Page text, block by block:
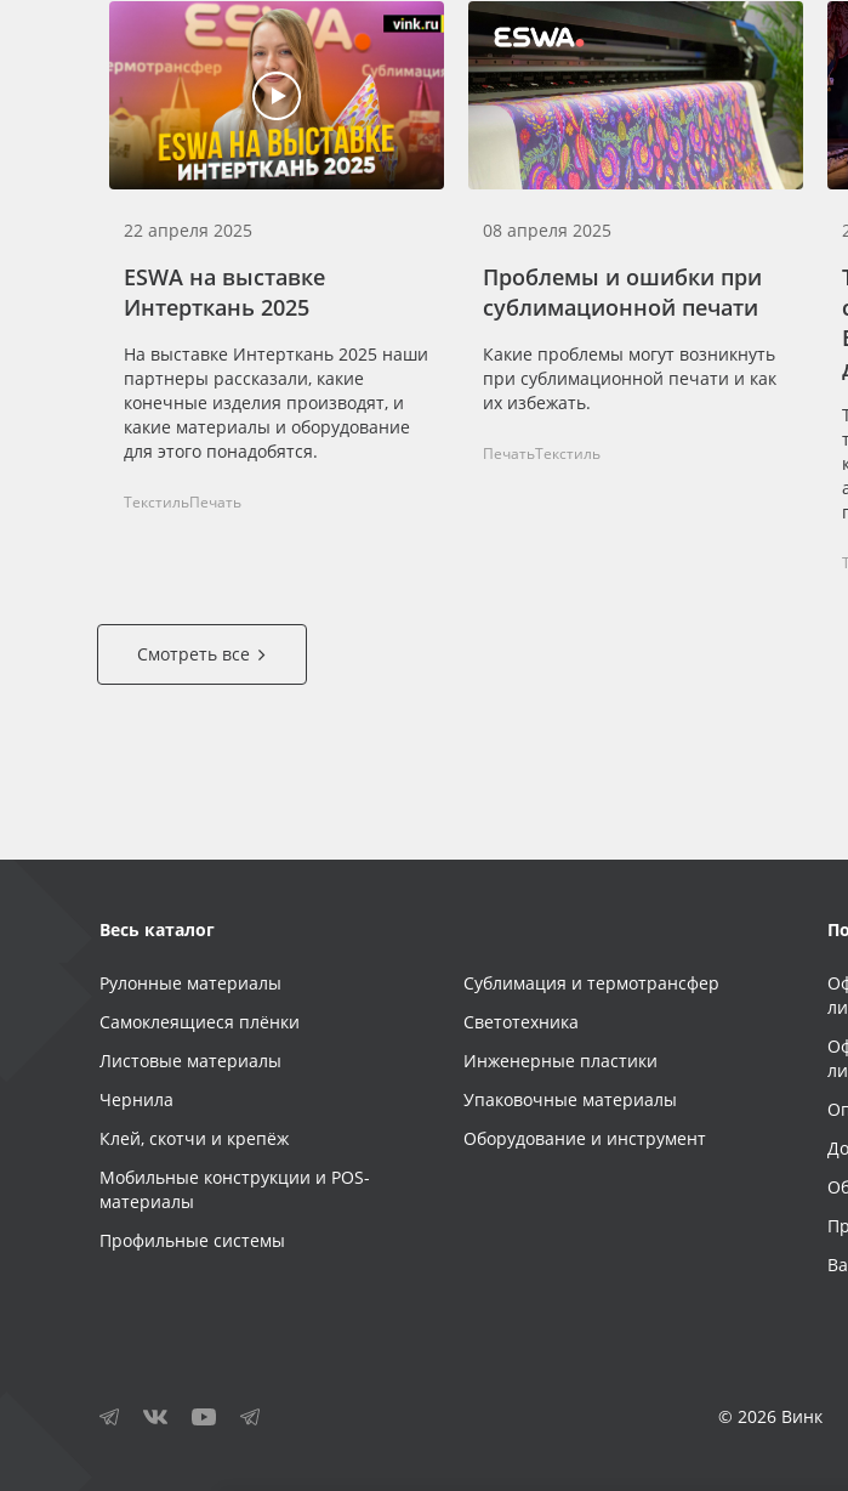
22 апреля 2025
ESWA на выставке
Интерткань 2025
На выставке Интерткань 2025 наши
партнеры рассказали, какие
конечные изделия производят, и
какие материалы и оборудование
для этого понадобятся.
ТекстильПечать
08 апреля 2025
Проблемы и ошибки при
сублимационной печати
Какие проблемы могут возникнуть
при сублимационной печати и как
их избежать.
ПечатьТекстиль
Смотреть все
Весь каталог
Рулонные материалы
Самоклеящиеся плёнки
Листовые материалы
Чернила
Клей, скотчи и крепёж
Мобильные конструкции и POS-
материалы
Профильные системы
Сублимация и термотрансфер
Светотехника
Инженерные пластики
Упаковочные материалы
Оборудование и инструмент
© 2026 Винк